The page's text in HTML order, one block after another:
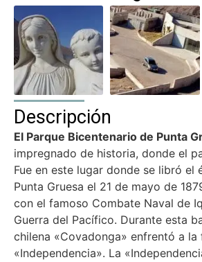
Descripción
El Parque Bicentenario de Punta
impregnado de historia, donde el
Fue en este lugar donde se libró el
Punta Gruesa el 21 de mayo de
con el famoso Combate Naval de
Guerra del Pacífico. Durante esta
chilena «Covadonga» enfrentó a la
«Independencia». La